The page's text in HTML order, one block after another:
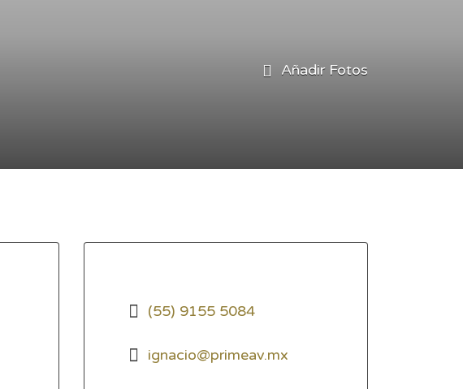
Añadir Fotos
(55) 9155 5084
ignacio@primeav.mx